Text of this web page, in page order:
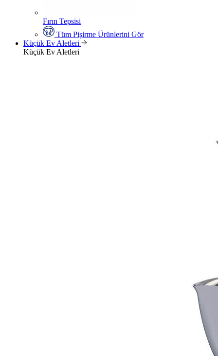
Fırın Tepsisi
Tüm Pişirme Ürünlerini Gör
Küçük Ev Aletleri
Küçük Ev Aletleri